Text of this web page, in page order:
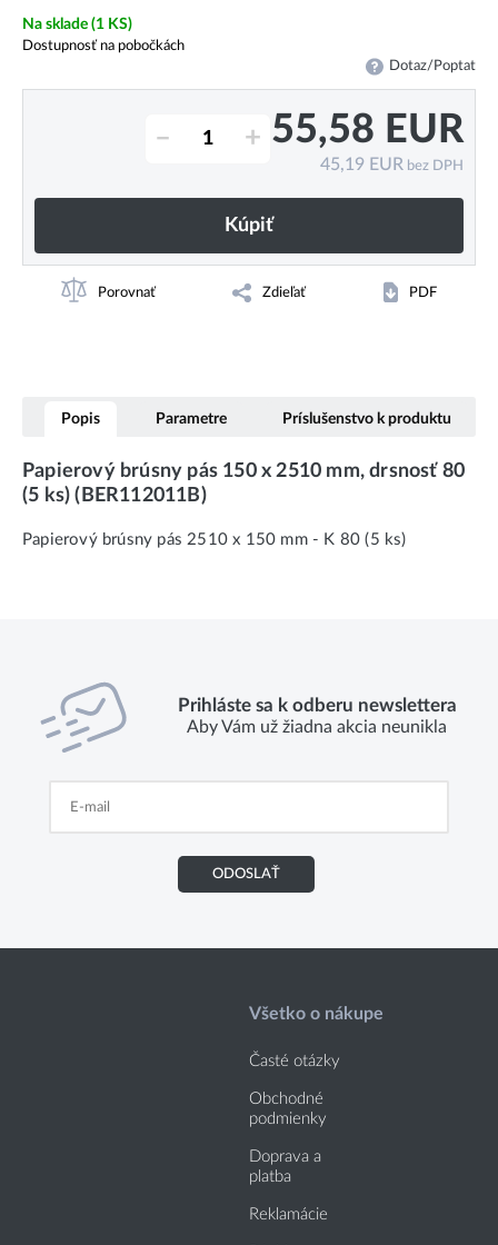
Na sklade (1 KS)
Dostupnosť na pobočkách
Dotaz/Poptat
– + 55,58 EUR
45,19 EUR bez DPH
Kúpiť
Porovnať Zdieľať PDF
Popis Parametre Príslušenstvo k produktu
Papierový brúsny pás 150 x 2510 mm, drsnosť 80
(5 ks) (BER112011B)
Papierový brúsny pás 2510 x 150 mm - K 80 (5 ks)
Prihláste sa k odberu newslettera
Aby Vám už žiadna akcia neunikla
ODOSLAŤ
Všetko o nákupe
Časté otázky
Obchodné
podmienky
Doprava a
platba
Reklamácie